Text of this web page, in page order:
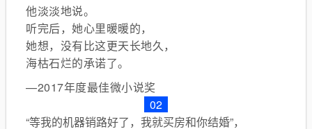
他淡淡地说。
听完后，她心里暖暖的，
她想，没有比这更天长地久，
海枯石烂的承诺了。
—2017年度最佳微小说奖
02
“等我的机器销路好了，我就买房和你结婚”，